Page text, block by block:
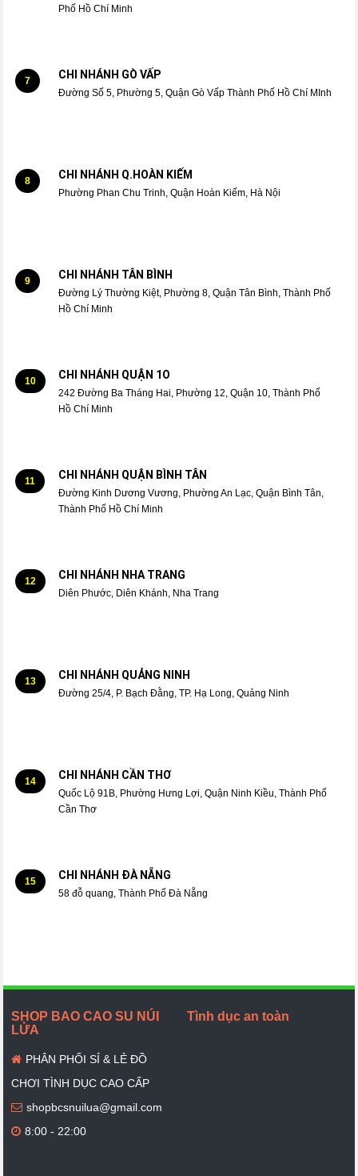
Phố Hồ Chí Minh
7 CHI NHÁNH GÒ VẤP
Đường Số 5, Phường 5, Quận Gò Vấp Thành Phố Hồ Chí MInh
8 CHI NHÁNH Q.HOÀN KIẾM
Phường Phan Chu Trinh, Quận Hoàn Kiếm, Hà Nội
9 CHI NHÁNH TÂN BÌNH
Đường Lý Thường Kiệt, Phường 8, Quận Tân Bình, Thành Phố
Hồ Chí Minh
10 CHI NHÁNH QUẬN 1O
242 Đường Ba Tháng Hai, Phường 12, Quận 10, Thành Phố
Hồ Chí Minh
11 CHI NHÁNH QUẬN BÌNH TÂN
Đường Kinh Dương Vương, Phường An Lạc, Quận Bình Tân,
Thành Phố Hồ Chí Minh
12 CHI NHÁNH NHA TRANG
Diên Phước, Diên Khánh, Nha Trang
13 CHI NHÁNH QUẢNG NINH
Đường 25/4, P. Bạch Đằng, TP. Hạ Long, Quảng Ninh
14 CHI NHÁNH CẦN THƠ
Quốc Lộ 91B, Phường Hưng Lợi, Quận Ninh Kiều, Thành Phố
Cần Thơ
15 CHI NHÁNH ĐÀ NẴNG
58 đỗ quang, Thành Phố Đà Nẵng
SHOP BAO CAO SU NÚI
LỬA
PHÂN PHỐI SỈ & LẺ ĐỒ
CHƠI TÌNH DỤC CAO CẤP
shopbcsnuilua@gmail.com
8:00 - 22:00
Tình dục an toàn